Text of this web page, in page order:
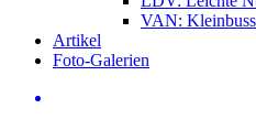
VAN:
Artikel
Foto-Galerien